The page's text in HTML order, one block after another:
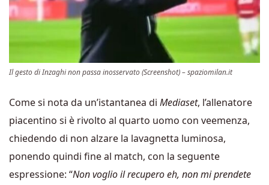
Il gesto di Inzaghi non passa inosservato (Screenshot) – spaziomilan.it
Come si nota da un’istantanea di Mediaset, l’allenatore
piacentino si è rivolto al quarto uomo con veemenza,
chiedendo di non alzare la lavagnetta luminosa,
ponendo quindi fine al match, con la seguente
espressione: “Non voglio il recupero eh, non mi prendete